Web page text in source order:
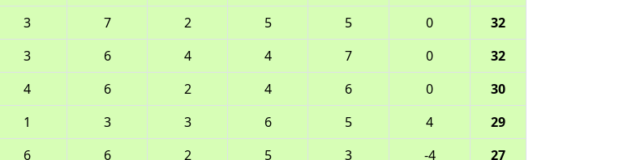
3 7 2 5 5 0
32
3 6 4 4 7 0
32
4 6 2 4 6 0
30
1 3 3 6 5 4
29
6 6 2 5 3 -4 27